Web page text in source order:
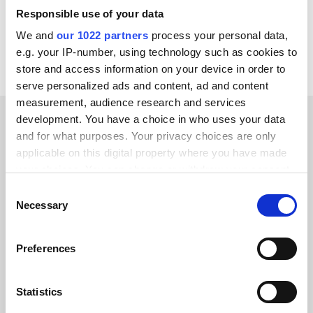
Responsible use of your data
We and our 1022 partners process your personal data,
e.g. your IP-number, using technology such as cookies to
store and access information on your device in order to
serve personalized ads and content, ad and content
measurement, audience research and services
development. You have a choice in who uses your data
and for what purposes. Your privacy choices are only
applicable on this digital property where you have made
the Privacy trigger icon.
Collect information about your geographical location
Identify your device by actively scanning it for
Selection
Necessary
Preferences
Statistics
Bekijk alle monday.com integraties
KLANTVERHALEN
Ontdek wat onze klanten
Alumio gaf ons voor het eerst controle